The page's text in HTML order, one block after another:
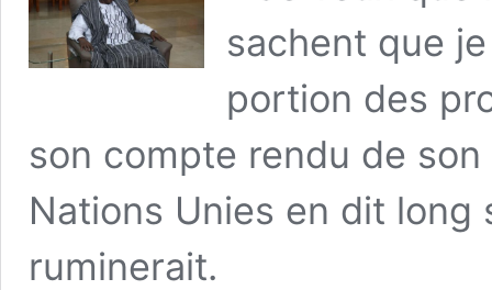
sachent que
portion des
son compte rendu de
Nations Unies en dit long
ruminerait.